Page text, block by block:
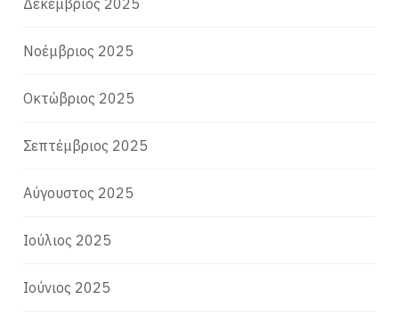
Νοέμβριος 2025
Οκτώβριος 2025
Σεπτέμβριος 2025
Αύγουστος 2025
Ιούλιος 2025
Ιούνιος 2025